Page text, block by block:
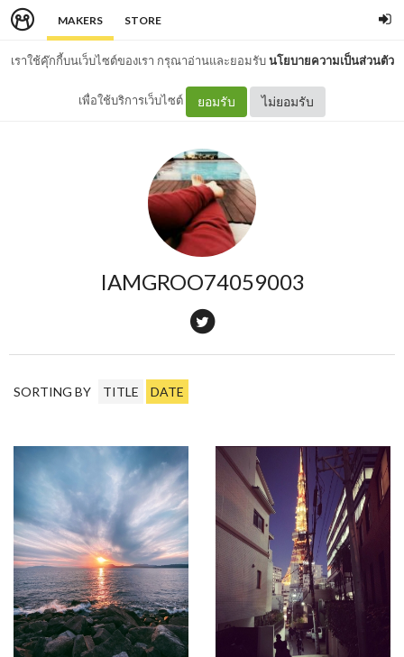
MAKERS STORE
เราใช้คุ๊กกี้บนเว็บไซต์ของเรา กรุณาอ่านและยอมรับนโยบายความเป็นส่วนตัว
เพื่อใช้บริการเว็บไซต์ ยอมรับ ไม่ยอมรับ
IAMGROO74059003
SORTING BY TITLE DATE